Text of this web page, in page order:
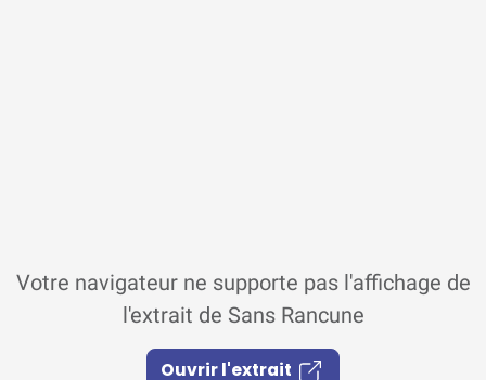
Votre navigateur ne supporte pas l'affichage de
l'extrait de Sans Rancune
Ouvrir l'extrait